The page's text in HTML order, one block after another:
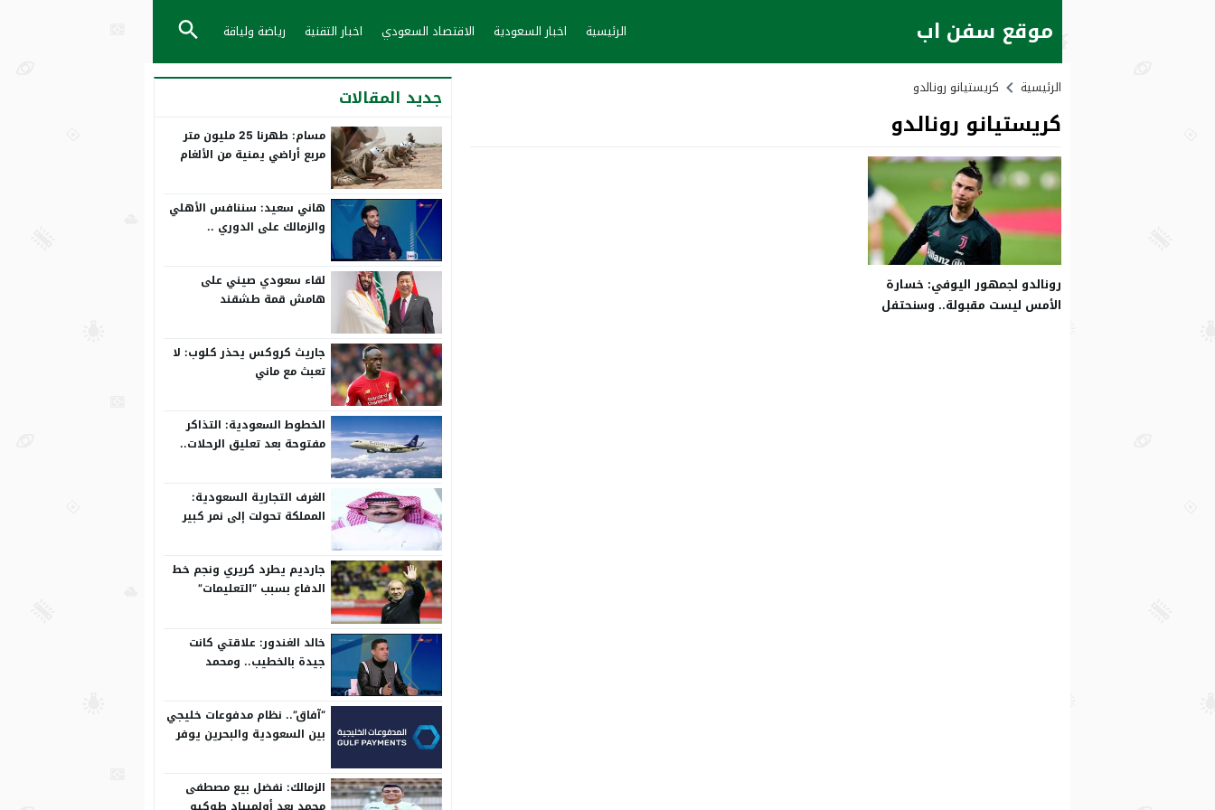
موقع سفن اب الرئيسية اخبار السعودية الاقتصاد السعودي اخبار التقنية رياضة ولياقة
الرئيسية كريستيانو رونالدو
كريستيانو رونالدو
رونالدو لجمهور اليوفي: خسارة
الأمس ليست مقبولة.. وسنحتفل
جديد المقالات
مسام: طهرنا 25 مليون متر
مربع أراضي يمنية من الألغام
هاني سعيد: سننافس الأهلي
والزمالك على الدوري ..
لقاء سعودي صيني على
هامش قمة طشقند
جاريث كروكس يحذر كلوب: لا
تعبث مع ماني
الخطوط السعودية: التذاكر
مفتوحة بعد تعليق الرحلات..
الغرف التجارية السعودية:
المملكة تحولت إلى نمر كبير
جارديم يطرد كريري ونجم خط
الدفاع بسبب “التعليمات”
خالد الغندور: علاقتي كانت
جيدة بالخطيب.. ومحمد
“آفاق”.. نظام مدفوعات خليجي
بين السعودية والبحرين يوفر
الزمالك: نفضل بيع مصطفى